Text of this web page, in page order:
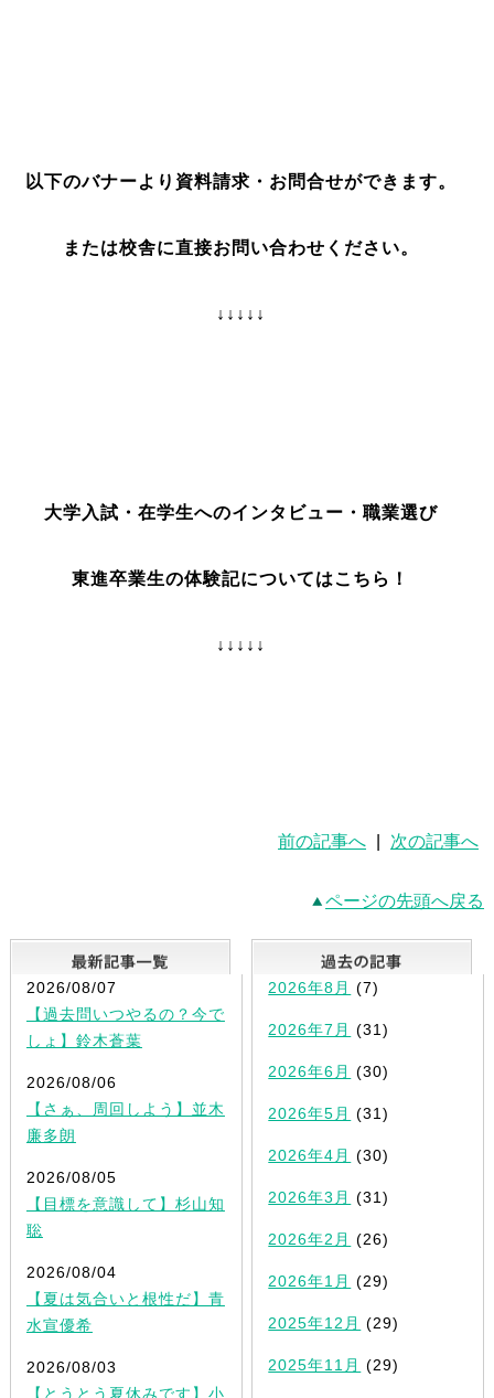
以下のバナーより資料請求・お問合せができます。
または校舎に直接お問い合わせください。
↓↓↓↓↓
大学入試・在学生へのインタビュー・職業選び
東進卒業生の体験記についてはこちら！
↓↓↓↓↓
前の記事へ 次の記事へ
ページの先頭へ戻る
最新記事一覧
2026/08/07
【過去問いつやるの？今で
しょ】鈴木蒼葉
2026/08/06
【さぁ、周回しよう】並木
廉多朗
2026/08/05
【目標を意識して】杉山知
聡
2026/08/04
【夏は気合いと根性だ】青
水宣優希
2026/08/03
【とうとう夏休みです】小
2026年8月 (7)
2026年7月 (31)
2026年6月 (30)
2026年5月 (31)
2026年4月 (30)
2026年3月 (31)
2026年2月 (26)
2026年1月 (29)
2025年12月 (29)
2025年11月 (29)